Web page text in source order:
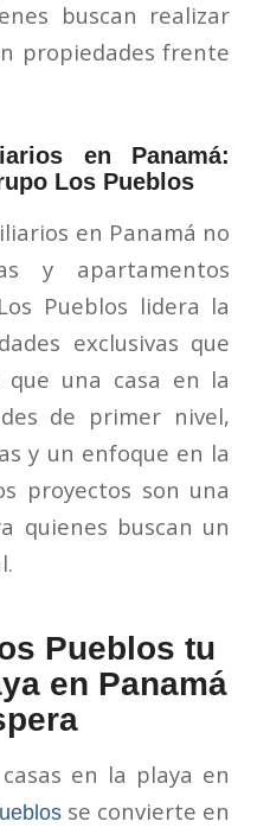
buscan realizar
propiedades frente
en Panamá:
Los Pueblos
en Panamá no
y apartamentos
Pueblos lidera la
exclusivas que
que una casa en la
de primer nivel,
y un enfoque en la
proyectos son una
quienes buscan un
Pueblos tu
en Panamá
en la playa en
se convierte en